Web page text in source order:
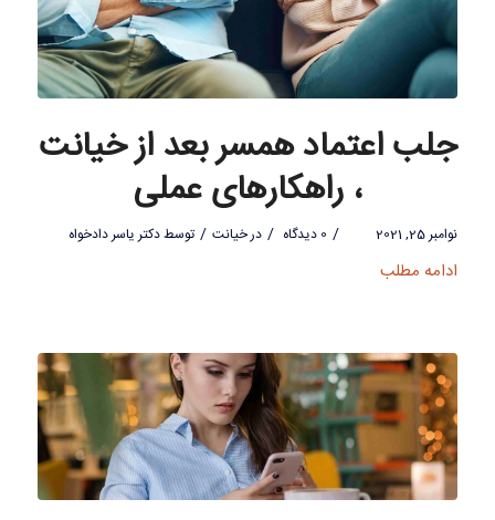
جلب اعتماد همسر بعد از خیانت
، راهکارهای عملی
نوامبر 25, 2021 / 0 دیدگاه / درخیانت / توسطدکتر یاسر دادخواه
ادامه مطلب